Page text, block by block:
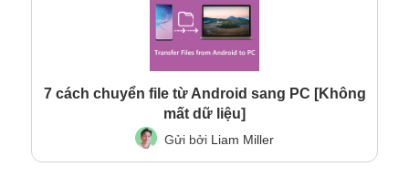
7 cách chuyển file từ Android sang PC [Không
mất dữ liệu]
Gửi bởi Liam Miller